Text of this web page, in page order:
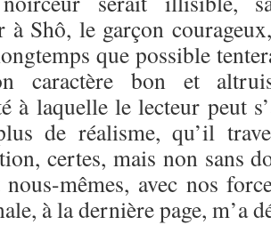
à Shô, le garçon
que possible
caractère bon et
à laquelle le lecteur peut
de réalisme, qu’il
certes, mais non sans
nous-mêmes, avec nos
à la dernière page, m’a